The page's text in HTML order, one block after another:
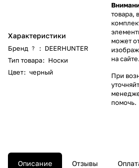
Характеристики
Бренд ? : DEERHUNTER
Тип товара: Носки
Цвет: черный
товара,
может
на сайте.
При
помочь.
Описание Отзывы